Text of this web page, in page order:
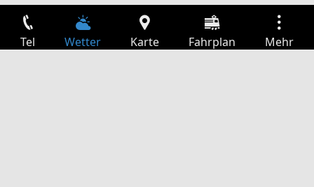
Tel Wetter Karte Fahrplan Mehr